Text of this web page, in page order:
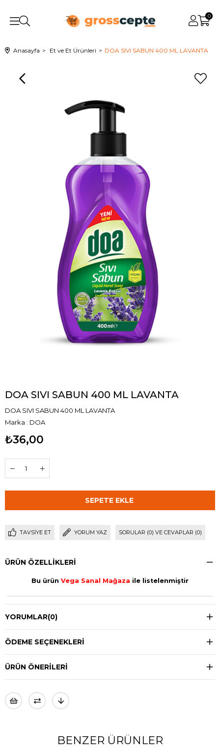
0
Anasayfa Et ve Et Ürünleri DOA SIVI SABUN 400 ML LAVANTA
DOA SIVI SABUN 400 ML LAVANTA
DOA SIVI SABUN 400 ML LAVANTA
Marka : DOA
₺36,00
TAVSIYE ET YORUM YAZ SORULAR (0) VE CEVAPLAR (0)
ÜRÜN ÖZELLIKLERI
Bu ürün Vega Sanal Mağaza ile listelenmiştir
YORUMLAR(0)
ÖDEME SEÇENEKLERI
ÜRÜN ÖNERILERI
BENZER ÜRÜNLER